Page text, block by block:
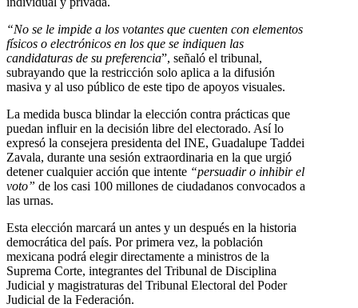
“No se le impide a los votantes que cuenten con elementos
físicos o electrónicos en los que se indiquen las
candidaturas de su preferencia”, señaló el tribunal,
subrayando que la restricción solo aplica a la difusión
masiva y al uso público de este tipo de apoyos visuales.
La medida busca blindar la elección contra prácticas que
puedan influir en la decisión libre del electorado. Así lo
expresó la consejera presidenta del INE, Guadalupe Taddei
Zavala, durante una sesión extraordinaria en la que urgió
detener cualquier acción que intente “persuadir o inhibir el
voto” de los casi 100 millones de ciudadanos convocados a
las urnas.
Esta elección marcará un antes y un después en la historia
democrática del país. Por primera vez, la población
mexicana podrá elegir directamente a ministros de la
Suprema Corte, integrantes del Tribunal de Disciplina
Judicial y magistraturas del Tribunal Electoral del Poder
Judicial de la Federación.